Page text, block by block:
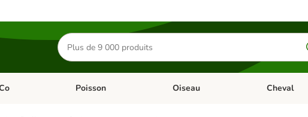
Rechercher
des
produits
Chat Dérouler les catégories: Rongeur & Co
Poisson Dérouler les catégories: Poisson
Oiseau Dérouler les
Cheval